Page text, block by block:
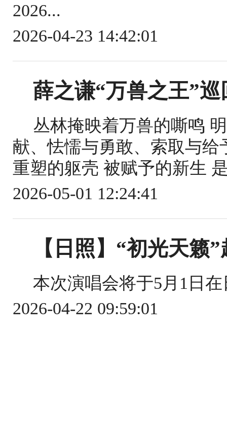
2026...
2026-04-23 14:42:01
薛之谦“万兽之王”
丛林掩映着万兽的嘶鸣
献、怯懦与勇敢、索取与
重塑的躯壳 被赋予的新生
2026-05-01 12:24:41
【日照】“初光天籁
本次演唱会将于5月1日
2026-04-22 09:59:01